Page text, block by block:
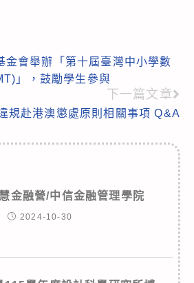
金會舉辦「第十屆臺灣中小學數
」，鼓勵學生參與
下一篇文章
規赴港澳懲處原則相關事項 Q&A
金融營/中信金融管理學院
2024-10-30